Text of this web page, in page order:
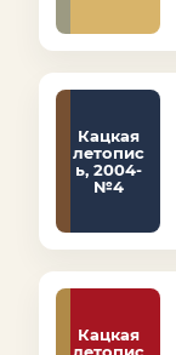
Кацкая
летопис
ь, 2004-
№4
Кацкая